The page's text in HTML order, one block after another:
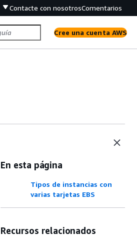
Contacte con nosotrosComentarios
Cree una cuenta AWS
En esta página
Tipos de instancias con
varias tarjetas EBS
Recursos relacionados